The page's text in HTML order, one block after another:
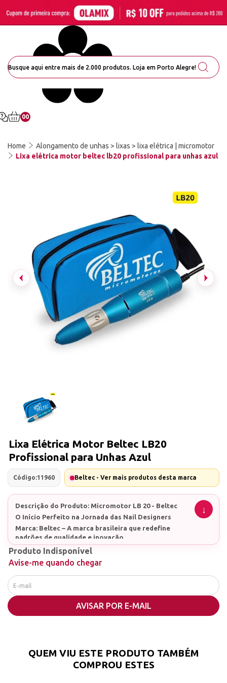
00
Home
Alongamento de unhas > lixas > lixa elétrica | micromotor
Lixa elétrica motor beltec lb20 profissional para unhas azul
Lixa Elétrica Motor Beltec LB20
Profissional para Unhas Azul
Código:11960 Beltec - Ver mais produtos desta marca
Descrição do Produto: Micromotor LB 20 - Beltec
O Início Perfeito na Jornada das Nail Designers
Marca: Beltec – A marca brasileira que redefine
padrões de qualidade e inovação.
Peso da caneta: 101g
Modelo: LB 20 - A escolha ideal para quem está
começando e não abre mão de eficiência.
Rotação Versátil: Com uma chave de reversão, o
micromotor permite rotações nos dois sentidos,
Produto Indisponível
Avise-me quando chegar
AVISAR POR E-MAIL
QUEM VIU ESTE PRODUTO TAMBÉM
COMPROU ESTES